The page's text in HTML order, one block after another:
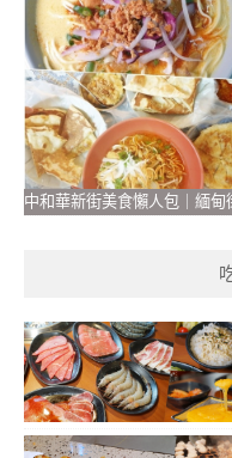
中和華新街美食懶人包｜緬甸